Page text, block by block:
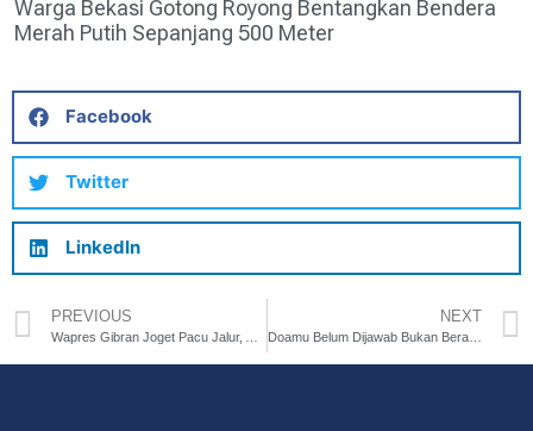
Warga Bekasi Gotong Royong Bentangkan Bendera
Merah Putih Sepanjang 500 Meter
Facebook
Twitter
LinkedIn
PREVIOUS NEXT
Doamu Belum Dijawab Bukan Berarti Diabaikan